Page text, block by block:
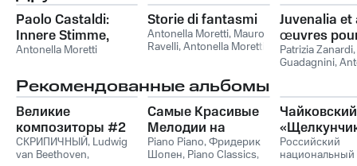
Paolo Castaldi:
Innere Stimme,
Canoni armonici,
Novecento storico,
Invenzione,
Anfrage
Antonella Moretti
Storie di fantasmi
Antonella Moretti, Mauro
Ravelli,Antonella Moretti,
Sergio Stefini,Silvia
Donadoni
Juvenalia
œuvres
pianos et
quatre
Patrizia Zanardi,
Guadagnini,
Ravelli, Patrizia
Oksana
Guadagnini,
Battaglia,Dario
Рекомендованные альбомы
Великие
композиторы #2
СКРИПИЧНЫЙ, Ludwig
van Beethoven,
Самые Красивые
Мелодии на
Пианино
Piano Piano,Фридерик
Шопен, Piano Classics,
Чайковский
Российский
национальный